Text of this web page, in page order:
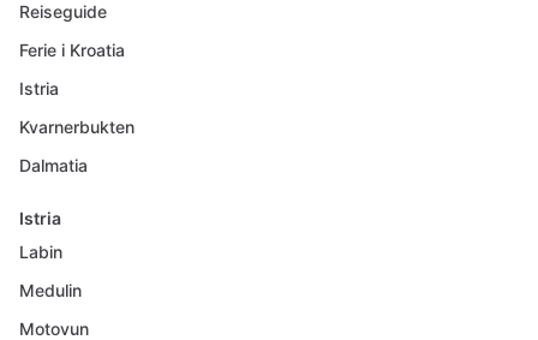
Reiseguide
Ferie i Kroatia
Istria
Kvarnerbukten
Dalmatia
Istria
Labin
Medulin
Motovun